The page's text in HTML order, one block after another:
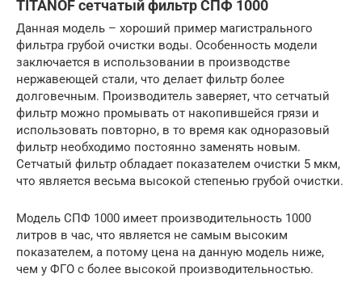
TITANOF сетчатый фильтр СПФ 1000
Данная модель – хороший пример магистрального
фильтра грубой очистки воды. Особенность модели
заключается в использовании в производстве
нержавеющей стали, что делает фильтр более
долговечным. Производитель заверяет, что сетчатый
фильтр можно промывать от накопившейся грязи и
использовать повторно, в то время как одноразовый
фильтр необходимо постоянно заменять новым.
Сетчатый фильтр обладает показателем очистки 5 мкм,
что является весьма высокой степенью грубой очистки.
Модель СПФ 1000 имеет производительность 1000
литров в час, что является не самым высоким
показателем, а потому цена на данную модель ниже,
чем у ФГО с более высокой производительностью.